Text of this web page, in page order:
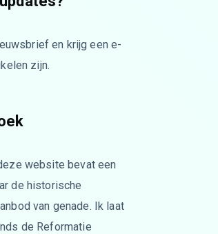
en krijg een e-
zijn.
website bevat een
de historische
van genade. Ik laat
de Reformatie